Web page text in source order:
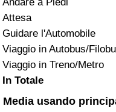
Attesa
Guidare l'Automobile
Viaggio in Autobus/
Viaggio in Treno/Metro
In Totale
Media usando